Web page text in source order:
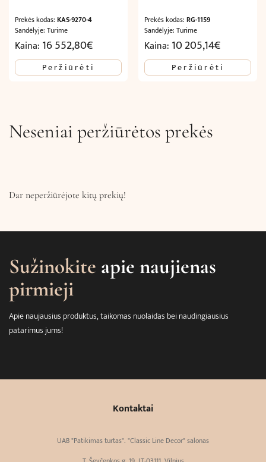
Prekės kodas: KAS-9270-4
Sandėlyje: Turime
Kaina: 16 552,80€
Peržiūrėti
Prekės kodas:RG-1159
Sandėlyje: Turime
Kaina: 10 205,14€
Peržiūrėti
Neseniai peržiūrėtos prekės
Dar neperžiūrėjote kitų prekių!
Sužinokite apie naujienas
pirmieji
Apie naujausius produktus, taikomas nuolaidas bei naudingiausius
patarimus jums!
Kontaktai
UAB "Patikimas turtas". "Classic Line Decor" salonas